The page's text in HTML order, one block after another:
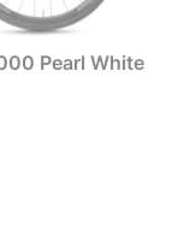
Pearl White